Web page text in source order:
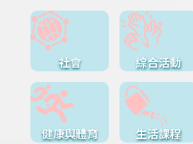
社會 綜合活動
健康與體育 生活課程